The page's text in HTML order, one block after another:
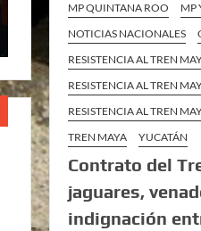
MP QUINTANA ROO
MP
NOTICIAS NACIONALES
RESISTENCIA AL TREN
RESISTENCIA AL TREN
RESISTENCIA AL TREN
TREN MAYA
YUCATÁN
Contrato del
jaguares,
indignación